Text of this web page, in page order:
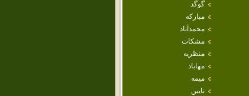
گوگد
مباركه
محمدآباد
مشكات
منظريه
مهاباد
ميمه
نايين